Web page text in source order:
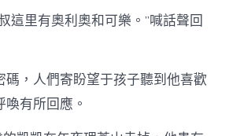
時，
他
孩
子
這里有奧利奧和可樂。”喊話聲回
碼，人們寄盼望于孩子聽到他喜歡
有所回應。